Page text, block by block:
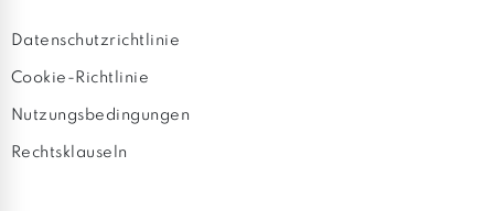
Datenschutzrichtlinie
Cookie-Richtlinie
Nutzungsbedingungen
Rechtsklauseln